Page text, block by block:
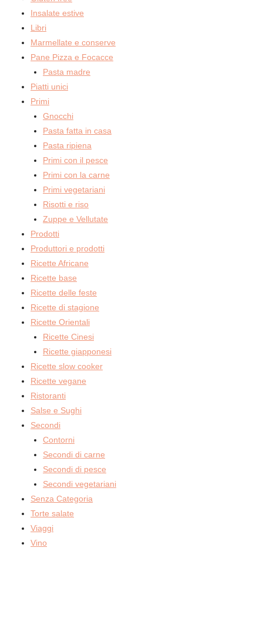
Insalate estive
Libri
Marmellate e conserve
Pane Pizza e Focacce
Pasta madre
Piatti unici
Primi
Gnocchi
Pasta fatta in casa
Pasta ripiena
Primi con il pesce
Primi con la carne
Primi vegetariani
Risotti e riso
Zuppe e Vellutate
Prodotti
Produttori e prodotti
Ricette Africane
Ricette base
Ricette delle feste
Ricette di stagione
Ricette Orientali
Ricette Cinesi
Ricette giapponesi
Ricette slow cooker
Ricette vegane
Ristoranti
Salse e Sughi
Secondi
Contorni
Secondi di carne
Secondi di pesce
Secondi vegetariani
Senza Categoria
Torte salate
Viaggi
Vino